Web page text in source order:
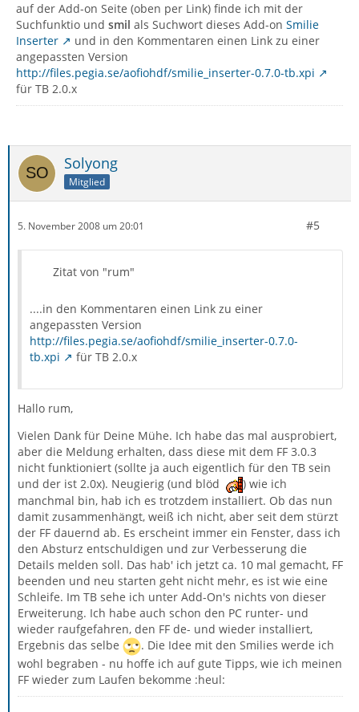
auf der Add-on Seite (oben per Link) finde ich mit der
Suchfunktio und smil als Suchwort dieses Add-on Smilie
Inserter
und in den Kommentaren einen Link zu einer
angepassten Version
http://files.pegia.se/aofiohdf/smilie_inserter-0.7.0-tb.xpi
für TB 2.0.x
Solyong
Mitglied
5. November 2008 um 20:01 #5
Zitat von "rum"
....in den Kommentaren einen Link zu einer
angepassten Version
http://files.pegia.se/aofiohdf/smilie_inserter-0.7.0-
tb.xpi
für TB 2.0.x
Hallo rum,
Vielen Dank für Deine Mühe. Ich habe das mal ausprobiert,
aber die Meldung erhalten, dass diese mit dem FF 3.0.3
nicht funktioniert (sollte ja auch eigentlich für den TB sein
und der ist 2.0x). Neugierig (und blöd
) wie ich
manchmal bin, hab ich es trotzdem installiert. Ob das nun
damit zusammenhängt, weiß ich nicht, aber seit dem stürzt
der FF dauernd ab. Es erscheint immer ein Fenster, dass ich
den Absturz entschuldigen und zur Verbesserung die
Details melden soll. Das hab' ich jetzt ca. 10 mal gemacht, FF
beenden und neu starten geht nicht mehr, es ist wie eine
Schleife. Im TB sehe ich unter Add-On's nichts von dieser
Erweiterung. Ich habe auch schon den PC runter- und
wieder raufgefahren, den FF de- und wieder installiert,
Ergebnis das selbe
. Die Idee mit den Smilies werde ich
wohl begraben - nu hoffe ich auf gute Tipps, wie ich meinen
FF wieder zum Laufen bekomme :heul: